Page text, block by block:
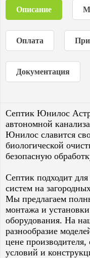
Описание
Оплата
Документация
Септик Юнилос
автономной
Юнилос славится
биологической
безопасную
Септик подходит
систем на
Мы предлагаем
монтажа и
оборудования. На
разнообразие
цене
условий и